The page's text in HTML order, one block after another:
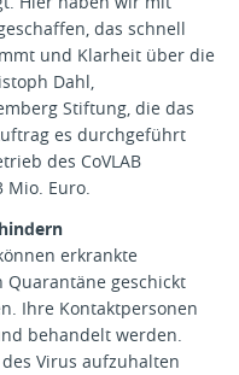
das schnell
und Klarheit über die
Dahl,
Stiftung, die das
es durchgeführt
des CoVLAB
Mio. Euro.
erkrankte
geschickt
Ihre Kontaktpersonen
behandelt werden.
Virus aufzuhalten